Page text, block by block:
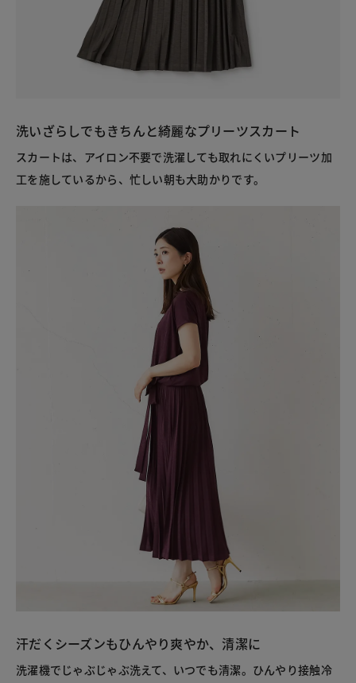
洗いざらしでもきちんと綺麗なプリーツスカート
スカートは、アイロン不要で洗濯しても取れにくいプリーツ加
工を施しているから、忙しい朝も大助かりです。
汗だくシーズンもひんやり爽やか、清潔に
洗濯機でじゃぶじゃぶ洗えて、いつでも清潔。ひんやり接触冷